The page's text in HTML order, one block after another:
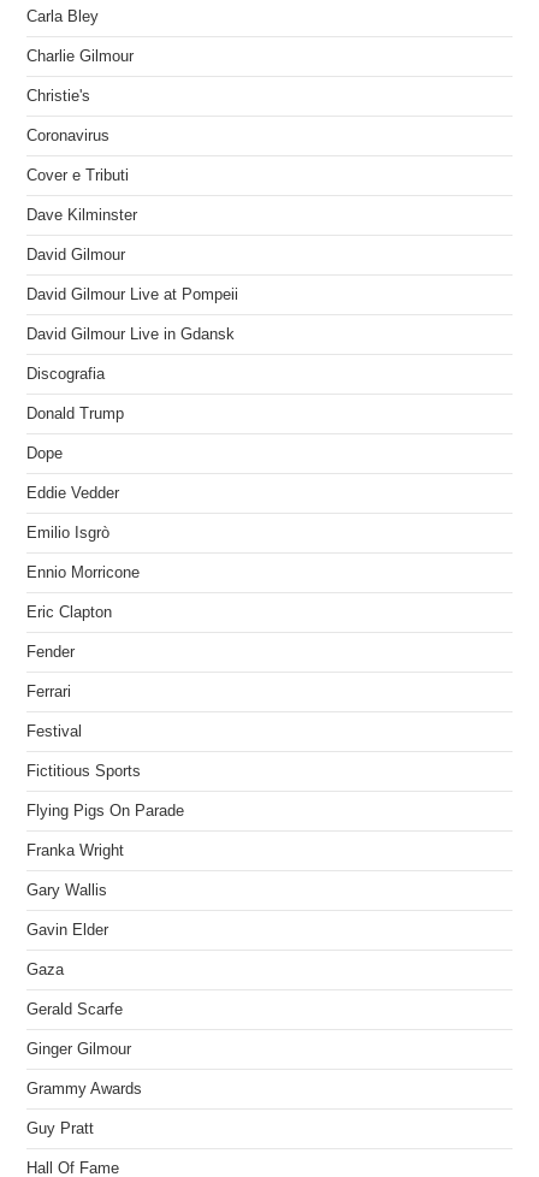
Carla Bley
Charlie Gilmour
Christie's
Coronavirus
Cover e Tributi
Dave Kilminster
David Gilmour
David Gilmour Live at Pompeii
David Gilmour Live in Gdansk
Discografia
Donald Trump
Dope
Eddie Vedder
Emilio Isgrò
Ennio Morricone
Eric Clapton
Fender
Ferrari
Festival
Fictitious Sports
Flying Pigs On Parade
Franka Wright
Gary Wallis
Gavin Elder
Gaza
Gerald Scarfe
Ginger Gilmour
Grammy Awards
Guy Pratt
Hall Of Fame